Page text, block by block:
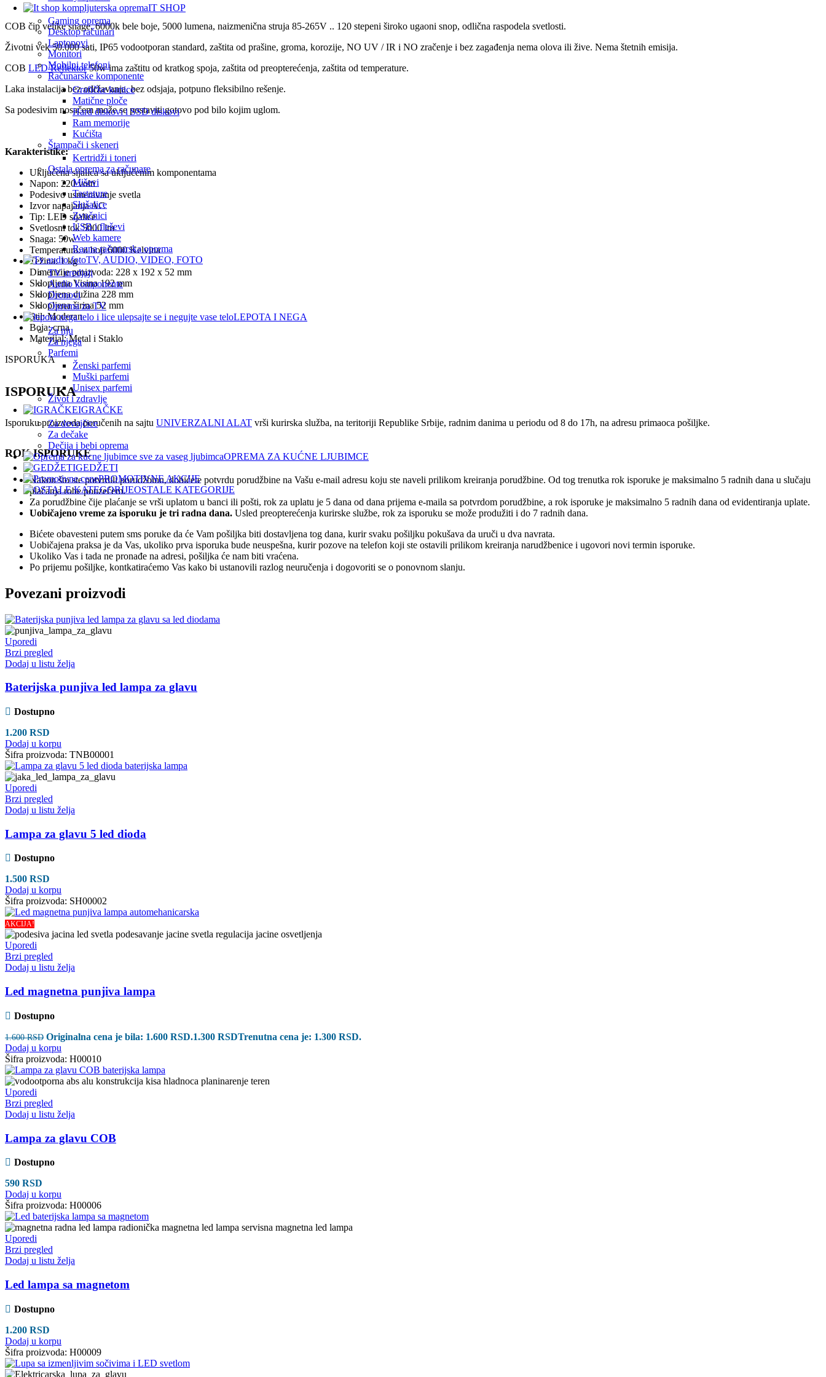
IT SHOP
Gaming oprema
Desktop računari
Laptopovi
Monitori
Mobilni telefoni
Računarske komponente
Grafičke kartice
Matične ploče
Hard diskovi i SSD diskovi
Ram memorije
Kućišta
Štampači i skeneri
Kertridži i toneri
Ostala oprema za računare
Miševi
Tastature
Slušalice
Zvučnici
USB i fleševi
Web kamere
Razna računarska oprema
TV, AUDIO, VIDEO, FOTO
TV uredjaji
Audio komponente
Dronovi
Oprema za TV
LEPOTA I NEGA
Za nju
Za njega
Parfemi
Ženski parfemi
Muški parfemi
Unisex parfemi
Život i zdravlje
IGRAČKE
Za devojčice
Za dečake
Dečija i bebi oprema
OPREMA ZA KUĆNE LJUBIMCE
GEDŽETI
PROMOTIVNE AKCIJE
OSTALE KATEGORIJE
COB čip velike snage, 6000k bele boje, 5000 lumena, naizmenična struja 85-265V .. 120 stepeni široko ugaoni snop, odlična raspodela svetlosti.
Životni vek 50.000 sati, IP65 vodootporan standard, zaštita od prašine, groma, korozije, NO UV / IR i NO zračenje i bez zagađenja nema olova ili žive. Nema štetnih emisija.
COB LED Reflektor50w ima zaštitu od kratkog spoja, zaštita od preopterećenja, zaštita od temperature.
Laka instalacija bez održavanja, bez odsjaja, potpuno fleksibilno rešenje.
Sa podesivim nosačem može se postaviti gotovo pod bilo kojim uglom.
Karakteristike:
Uključena sijalica sa uključenim komponentama
Napon: 220 volti
Podesivo usmeravanje svetla
Izvor napajanja AC
Tip: LED sijalice
Svetlosni tok 5000 lm
Snaga: 50w
Temperatura: u boji 6000 Kelvina
Težina: 1 kg
Dimenzije proizvoda: 228 x 192 x 52 mm
Sklopljena Visina 192 mm
Sklopljena dužina 228 mm
Sklopljena širina 52 mm
Stil: Moderan
Boja: crna
Materijal: Metal i Staklo
ISPORUKA
ISPORUKA
Isporuku proizvoda poručenih na sajtu UNIVERZALNI ALAT vrši kurirska služba, na teritoriji Republike Srbije, radnim danima u periodu od 8 do 17h, na adresu primaoca pošiljke.
ROK ISPORUKE
Nakon što ste potvrdili porudžbinu, dobićete potvrdu porudžbine na Vašu e-mail adresu koju ste naveli prilikom kreiranja porudžbine. Od tog trenutka rok isporuke je maksimalno 5 radnih dana u slučaju
plaćanja robe pouzećem.
Za porudžbine čije plaćanje se vrši uplatom u banci ili pošti, rok za uplatu je 5 dana od dana prijema e-maila sa potvrdom porudžbine, a rok isporuke je maksimalno 5 radnih dana od evidentiranja uplate.
Uobičajeno vreme za isporuku je tri radna dana. Usled preopterećenja kurirske službe, rok za isporuku se može produžiti i do 7 radnih dana.
Bićete obavesteni putem sms poruke da će Vam pošiljka biti dostavljena tog dana, kurir svaku pošiljku pokušava da uruči u dva navrata.
Uobičajena praksa je da Vas, ukoliko prva isporuka bude neuspešna, kurir pozove na telefon koji ste ostavili prilikom kreiranja narudžbenice i ugovori novi termin isporuke.
Ukoliko Vas i tada ne pronađe na adresi, pošiljka će nam biti vraćena.
Po prijemu pošiljke, kontkatiraćemo Vas kako bi ustanovili razlog neuručenja i dogovoriti se o ponovnom slanju.
Povezani proizvodi
Uporedi
Brzi pregled
Dodaj u listu želja
Baterijska punjiva led lampa za glavu
Dostupno
1.200 RSD
Dodaj u korpu
Šifra proizvoda: TNB00001
Uporedi
Brzi pregled
Dodaj u listu želja
Lampa za glavu 5 led dioda
Dostupno
1.500 RSD
Dodaj u korpu
Šifra proizvoda: SH00002
AKCIJA!
Uporedi
Brzi pregled
Dodaj u listu želja
Led magnetna punjiva lampa
Dostupno
1.600RSD Originalna cena je bila: 1.600 RSD.1.300 RSDTrenutna cena je: 1.300 RSD.
Dodaj u korpu
Šifra proizvoda: H00010
Uporedi
Brzi pregled
Dodaj u listu želja
Lampa za glavu COB
Dostupno
590 RSD
Dodaj u korpu
Šifra proizvoda: H00006
Uporedi
Brzi pregled
Dodaj u listu želja
Led lampa sa magnetom
Dostupno
1.200 RSD
Dodaj u korpu
Šifra proizvoda: H00009